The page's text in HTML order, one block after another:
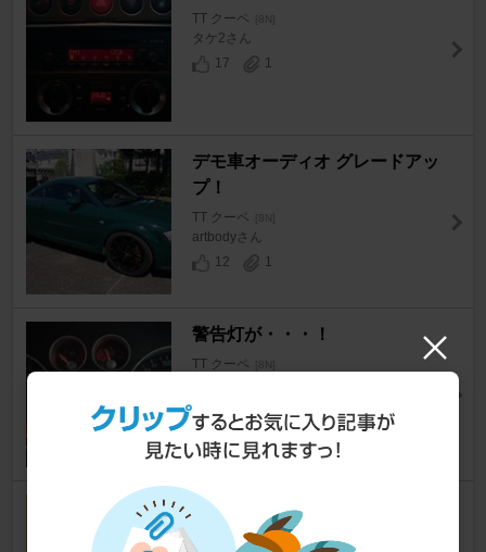
TT クーペ [8N]
タケ2さん
17
1
デモ車オーディオ グレードアッ
プ！
TT クーペ [8N]
artbodyさん
12
1
警告灯が・・・！
TT クーペ [8N]
スタビリンク ロアアームボール
ジョイント交換